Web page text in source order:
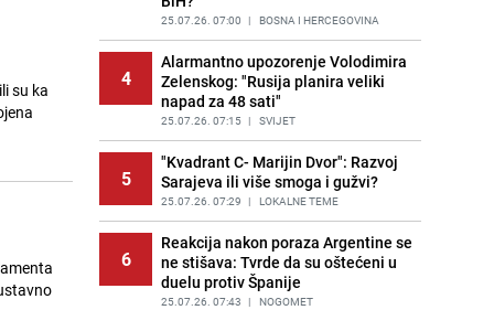
su ka
apartmanu u Istri, vlasniku se
smijali i pokazivali srednji prst
PRIJE 1 DAN | REGIJA
Očistite rernu bez hemikalija:
Poznata stručnjakinja dijeli savjete
PRIJE 1 DAN | ŽIVOT I STIL
25.07.26. 07:00 | BOSNA I HERCEGOVINA
4
Alarmantno upozorenje Volodimira
Zelenskog: "Rusija planira veliki
napad za 48 sati"
25.07.26. 07:15 | SVIJET
5
"Kvadrant C- Marijin Dvor": Razvoj
Sarajeva ili više smoga i gužvi?
25.07.26. 07:29 | LOKALNE TEME
6
Reakcija nakon poraza Argentine se
ne stišava: Tvrde da su oštećeni u
duelu protiv Španije
25.07.26. 07:43 | NOGOMET